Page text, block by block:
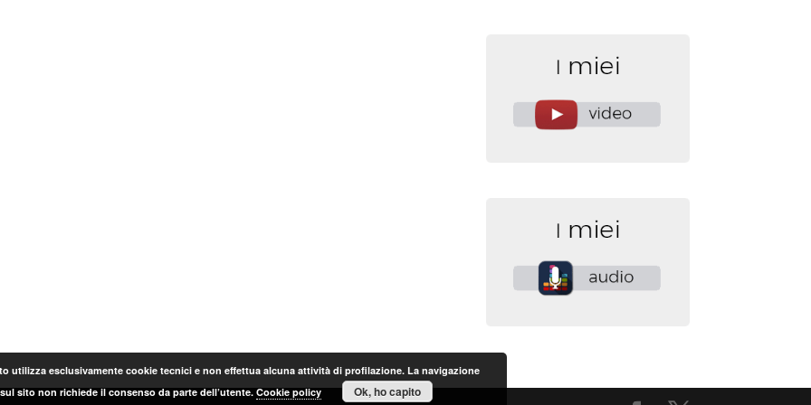
utilizza esclusivamente cookie tecnici e non effettua alcuna attività di profilazione. La navigazione
sul sito non richiede il consenso da parte dell’utente.Cookie policy Ok, ho capito